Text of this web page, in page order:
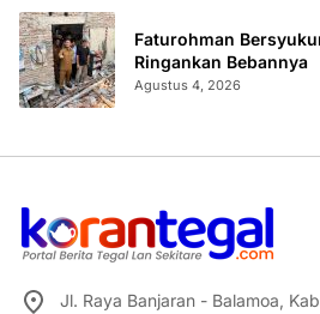
Faturohman
Ringankan Bebannya
Agustus 4, 2026
Jl. Raya Banjaran - Balamoa,